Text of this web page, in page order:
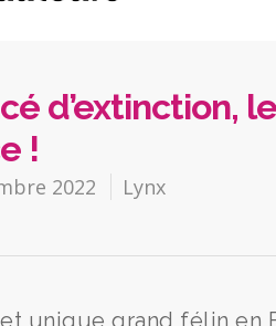
d’extinction,
!
2022 Lynx
unique grand félin en